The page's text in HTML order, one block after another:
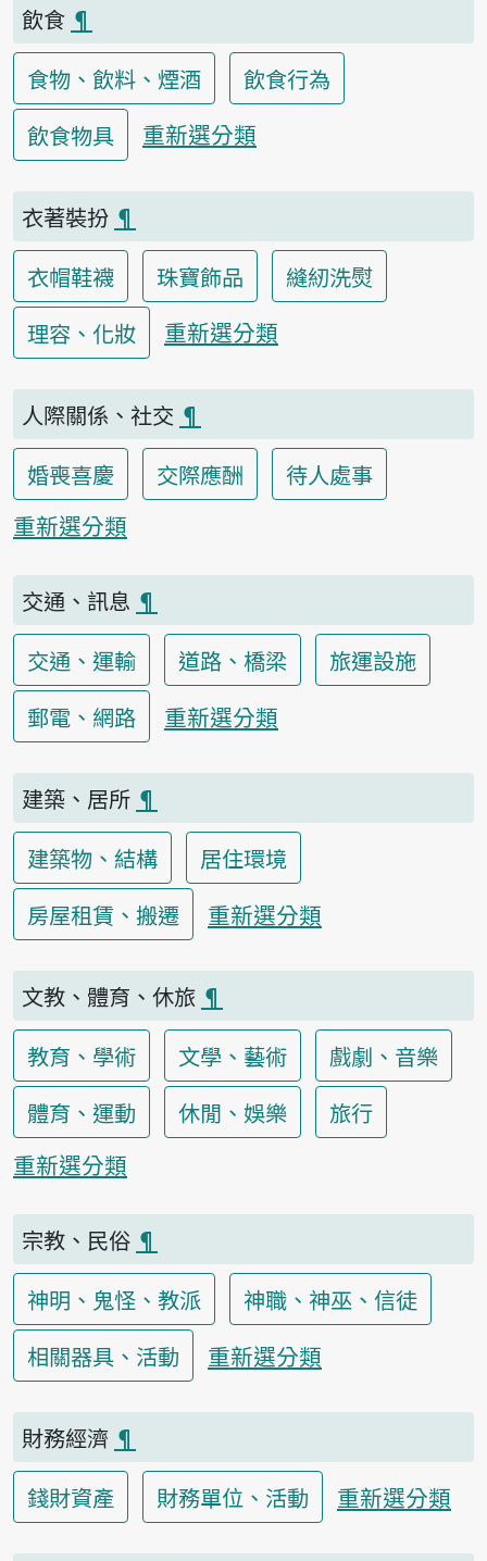
飲食 ¶
食物、飲料、煙酒
飲食行為
飲食物具
重新選分類
衣著裝扮 ¶
衣帽鞋襪
珠寶飾品
縫紉洗熨
理容、化妝
重新選分類
人際關係、社交 ¶
婚喪喜慶
交際應酬
待人處事
重新選分類
交通、訊息 ¶
交通、運輸
道路、橋梁
旅運設施
郵電、網路
重新選分類
建築、居所 ¶
建築物、結構
居住環境
房屋租賃、搬遷
重新選分類
文教、體育、休旅 ¶
教育、學術
文學、藝術
戲劇、音樂
體育、運動
休閒、娛樂
旅行
重新選分類
宗教、民俗 ¶
神明、鬼怪、教派
神職、神巫、信徒
相關器具、活動
重新選分類
財務經濟 ¶
錢財資產
財務單位、活動 重新選分類